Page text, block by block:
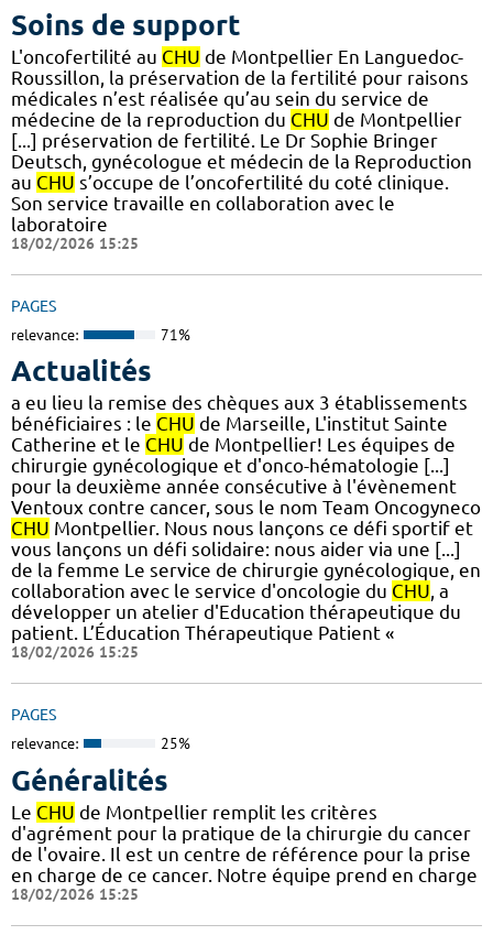
Soins de support
L'oncofertilité au CHU de Montpellier En Languedoc-
Roussillon, la préservation de la fertilité pour raisons
médicales n’est réalisée qu’au sein du service de
médecine de la reproduction du CHU de Montpellier
[...] préservation de fertilité. Le Dr Sophie Bringer
Deutsch, gynécologue et médecin de la Reproduction
au CHU s’occupe de l’oncofertilité du coté clinique.
Son service travaille en collaboration avec le
laboratoire
18/02/2026 15:25
PAGES
relevance: 71%
Actualités
a eu lieu la remise des chèques aux 3 établissements
bénéficiaires : le CHU de Marseille, L'institut Sainte
Catherine et le CHU de Montpellier! Les équipes de
chirurgie gynécologique et d'onco-hématologie [...]
pour la deuxième année consécutive à l'évènement
Ventoux contre cancer, sous le nom Team Oncogyneco
CHU Montpellier. Nous nous lançons ce défi sportif et
vous lançons un défi solidaire: nous aider via une [...]
de la femme Le service de chirurgie gynécologique, en
collaboration avec le service d'oncologie du CHU, a
développer un atelier d'Education thérapeutique du
patient. L’Éducation Thérapeutique Patient «
18/02/2026 15:25
PAGES
relevance: 25%
Généralités
Le CHU de Montpellier remplit les critères
d'agrément pour la pratique de la chirurgie du cancer
de l'ovaire. Il est un centre de référence pour la prise
en charge de ce cancer. Notre équipe prend en charge
18/02/2026 15:25